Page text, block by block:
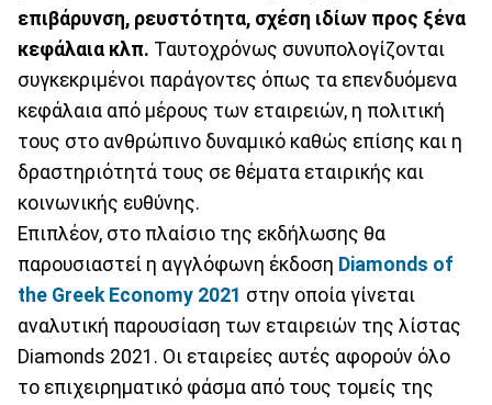
επιβάρυνση, ρευστότητα, σχέση ιδίων προς ξένα
κεφάλαια κλπ. Ταυτοχρόνως συνυπολογίζονται
συγκεκριμένοι παράγοντες όπως τα επενδυόμενα
κεφάλαια από μέρους των εταιρειών, η πολιτική
τους στο ανθρώπινο δυναμικό καθώς επίσης και η
δραστηριότητά τους σε θέματα εταιρικής και
κοινωνικής ευθύνης.
Επιπλέον, στο πλαίσιο της εκδήλωσης θα
παρουσιαστεί η αγγλόφωνη έκδοση Diamonds of
the Greek Economy 2021 στην οποία γίνεται
αναλυτική παρουσίαση των εταιρειών της λίστας
Diamonds 2021. Οι εταιρείες αυτές αφορούν όλο
το επιχειρηματικό φάσμα από τους τομείς της